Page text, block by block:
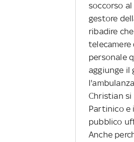
soccorso
gestore
ribadire
personale
aggiunge il
Christian si
Partinico e
pubblico
Anche